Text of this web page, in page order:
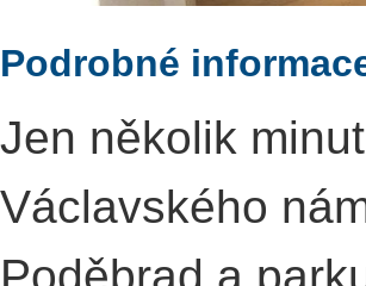
Podrobné
Jen několik
Václavského